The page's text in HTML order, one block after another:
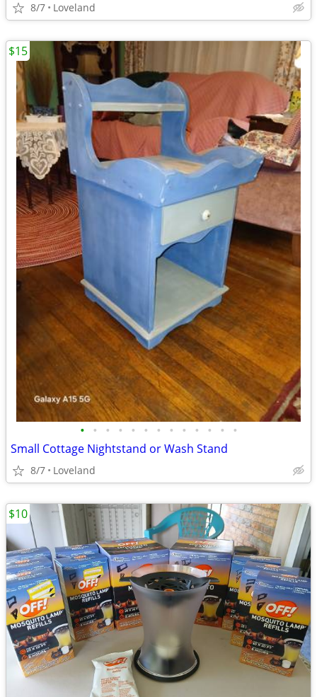
8/7 Loveland
• • • • • • • • • • • • •
Small Cottage Nightstand or Wash Stand
8/7 Loveland
$15
$10